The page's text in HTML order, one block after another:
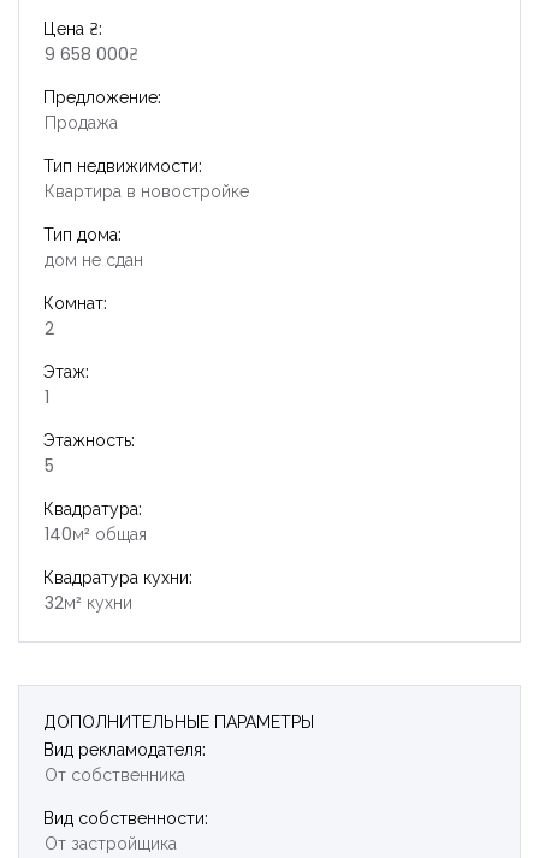
Цена ₴:
9 658 000₴
Предложение:
Продажа
Тип недвижимости:
Квартира в новостройке
Тип дома:
дом не сдан
Комнат:
2
Этаж:
1
Этажность:
5
Квадратура:
140м² общая
Квадратура кухни:
32м² кухни
ДОПОЛНИТЕЛЬНЫЕ ПАРАМЕТРЫ
Вид рекламодателя:
От собственника
Вид собственности:
От застройщика